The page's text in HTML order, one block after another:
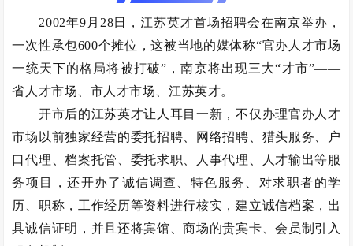
2002年9月28日，江苏英才首场招聘会在南京举办，
一次性承包600个摊位，这被当地的媒体称“官办人才市场
一统天下的格局将被打破”，南京将出现三大“才市”——
省人才市场、市人才市场、江苏英才。
开市后的江苏英才让人耳目一新，不仅办理官办人才
市场以前独家经营的委托招聘、网络招聘、猎头服务、户
口代理、档案托管、委托求职、人事代理、人才输出等服
务项目，还开办了诚信调查、特色服务、对求职者的学
历、职称，工作经历等资料进行核实，建立诚信档案，出
具诚信证明，并且还将宾馆、商场的贵宾卡、会员制引入